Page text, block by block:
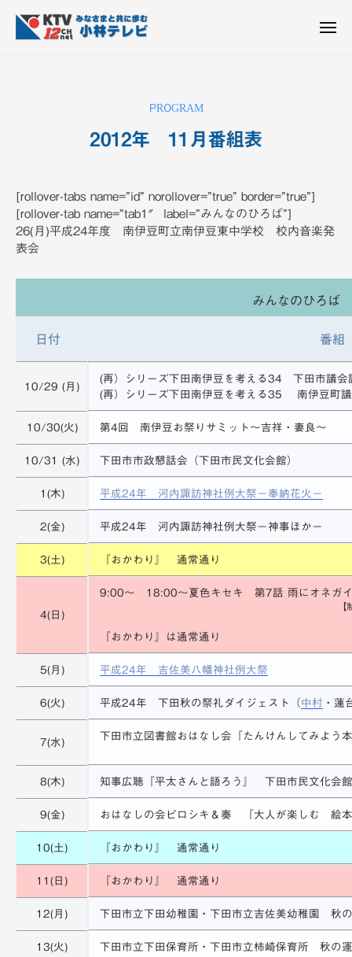
h
小
林
ビ
備
む
メ
PROGRAM
2012年 11月番組表
y
K
T
[rollover-tabs name=”id” norollover=”true” border=”true”]
[rollover-tab name=”tab1″ label=”みんなのひろば”]
26(月)平成24年度 南伊豆町立南伊豆東中学校 校内音楽発
表会
みんなのひろば
日付 番組
10/29 (月)
(再）シリーズ下田南伊豆を考える34 下田市議会
(再）シリーズ下田南伊豆を考える35 南伊豆町議
10/30(火) 第4回 南伊豆お祭りサミット〜吉祥・妻良〜
10/31 (水) 下田市市政懇話会（下田市民文化会館）
1(木) 平成24年 河内諏訪神社例大祭－奉納花火－
2(金) 平成24年 河内諏訪神社例大祭－神事ほか－
3(土) 『おかわり』 通常通り
4(日)
9:00〜 18:00〜夏色キセキ 第7話 雨にオネ
『おかわり』は通常通り
5(月) 平成24年 吉佐美八幡神社例大祭
6(火) 平成24年 下田秋の祭礼ダイジェスト（ 中村 ・蓮
7(水)
下田市立図書館おはなし会『たんけんしてみよう
8(木) 知事広聴『平太さんと語ろう』 下田市民文化会館
9(金) おはなしの会ピロシキ＆奏 『大人が楽しむ 絵
10(土) 『おかわり』 通常通り
11(日) 『おかわり』 通常通り
12(月) 下田市立下田幼稚園・下田市立吉佐美幼稚園 秋
13(火) 下田市立下田保育所・下田市立柿崎保育所 秋の
T
V
テ
レ
ビ
設